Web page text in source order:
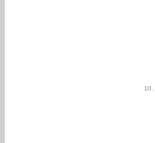
10.